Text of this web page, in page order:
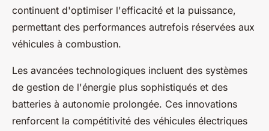
continuent d'optimiser l'efficacité et la puissance,
permettant des performances autrefois réservées aux
véhicules à combustion.
Les avancées technologiques incluent des systèmes
de gestion de l'énergie plus sophistiqués et des
batteries à autonomie prolongée. Ces innovations
renforcent la compétitivité des véhicules électriques